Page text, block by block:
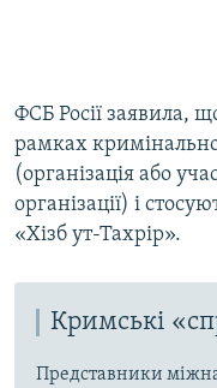
ФСБ Росії заявила,
рамках
(організація або
організації) і
«Хізб ут-Тахрір».
Кримські
Представники